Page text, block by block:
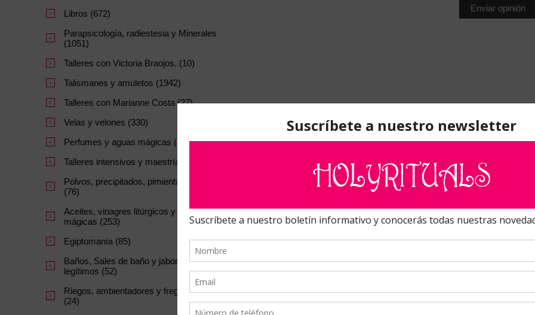
Libros (672)
Parapsicología, radiestesia y Minerales
(1051)
Talleres con Victoria Braojos. (10)
Talismanes y amuletos (1942)
Talleres con Marianne Costa (27)
Velas y velones (330)
Perfumes y aguas mágicas (47)
Talleres intensivos y maestrías. (64)
Polvos, precipitados, pimientas y sales
(76)
Aceites, vinagres litúrgicos y tintas
mágicas (253)
Egiptomanía (85)
Baños, Sales de baño y jabones
legítimos (52)
Riegos, ambientadores y fregasuelos
(24)